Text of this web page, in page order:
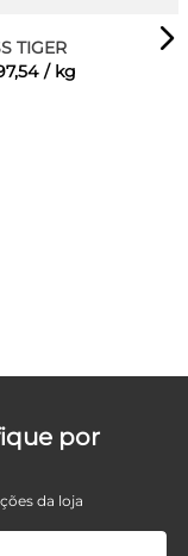
TIGER
,54 / kg
por
da loja